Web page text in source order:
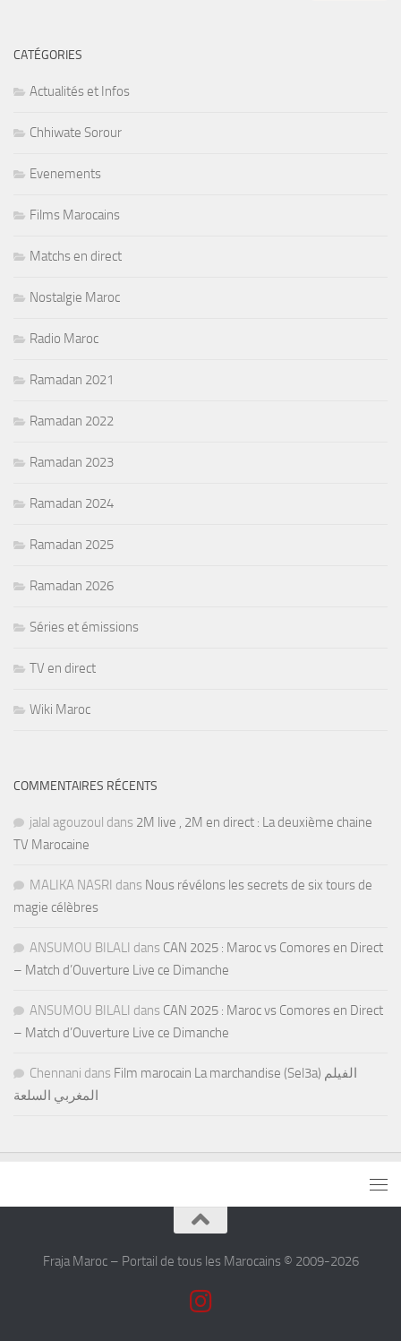
CATÉGORIES
Actualités et Infos
Chhiwate Sorour
Evenements
Films Marocains
Matchs en direct
Nostalgie Maroc
Radio Maroc
Ramadan 2021
Ramadan 2022
Ramadan 2023
Ramadan 2024
Ramadan 2025
Ramadan 2026
Séries et émissions
TV en direct
Wiki Maroc
COMMENTAIRES RÉCENTS
jalal agouzoul dans 2M live , 2M en direct : La deuxième chaine
TV Marocaine
MALIKA NASRI dans Nous révélons les secrets de six tours de
magie célèbres
ANSUMOU BILALI dans CAN 2025 : Maroc vs Comores en Direct
– Match d’Ouverture Live ce Dimanche
ANSUMOU BILALI dans CAN 2025 : Maroc vs Comores en Direct
– Match d’Ouverture Live ce Dimanche
Chennani dans Film marocain La marchandise (Sel3a) الفيلم
المغربي السلعة
Fraja Maroc – Portail de tous les Marocains © 2009-2026